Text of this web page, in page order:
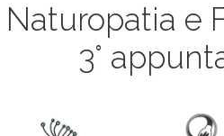
Naturopatia e
3°